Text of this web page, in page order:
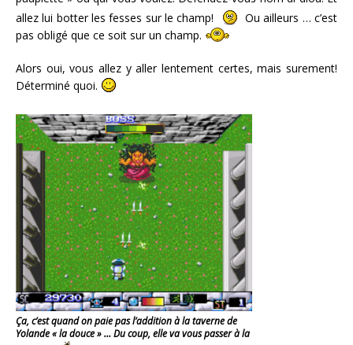
allez lui botter les fesses sur le champ!
Ou ailleurs … c’est
pas obligé que ce soit sur un champ.
Alors oui, vous allez y aller lentement certes, mais surement!
Déterminé quoi.
Ça, c’est quand on paie pas l’addition à la taverne de
Yolande « la douce » … Du coup, elle va vous passer à la